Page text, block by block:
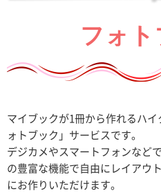
フォト
マイブックが1冊から作れるハ
ォトブック」サービスです。
デジカメやスマートフォンなど
の豊富な機能で自由にレイアウ
にお作りいただけます。